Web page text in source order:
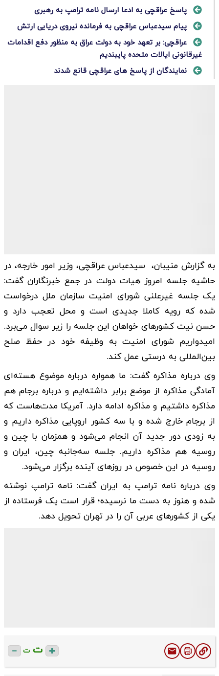
پاسخ عراقچی به ادعا ارسال نامه ترامپ به رهبری
پیام سیدعباس عراقچی به فرمانده نیروی دریایی ارتش
عراقچی: بر تعهد خود به دولت عراق به منظور دفع اقدامات
غیرقانونی ایالات متحده پایبندیم
نمایندگان از پاسخ های عراقچی قانع شدند
به گزارش منیبان، سیدعباس عراقچی، وزیر امور خارجه، در
حاشیه جلسه امروز هیات دولت در جمع خبرنگاران گفت:
یک جلسه غیرعلنی شورای امنیت سازمان ملل درخواست
شده که رویه کاملا جدیدی است و محل تعجب دارد و
حسن نیت کشورهای خواهان این جلسه را زیر سوال می‌برد.
امیدواریم شورای امنیت به وظیفه خود در حفظ صلح
بین‌المللی به درستی عمل کند.
وی درباره مذاکره گفت: ما همواره درباره موضوع هسته‌ای
آمادگی مذاکره از موضع برابر داشته‌ایم و درباره برجام هم
مذاکره داشتیم و مذاکره ادامه دارد. آمریکا مدت‌هاست که
از برجام خارج شده و با سه کشور اروپایی مذاکره داریم و
به زودی دور جدید آن انجام می‌شود و همزمان با چین و
روسیه هم مذاکره داریم. جلسه سه‌جانبه چین، ایران و
روسیه در این خصوص در روزهای آینده برگزار می‌شود.
وی درباره نامه ترامپ به ایران گفت: نامه ترامپ نوشته
شده و هنوز به دست ما نرسیده؛ قرار است یک فرستاده از
یکی از کشورهای عربی آن را در تهران تحویل دهد.
ت ت